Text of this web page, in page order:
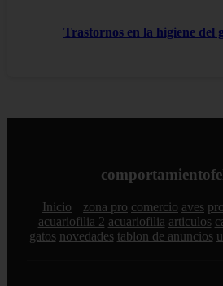
Trastornos en la higiene del
Inicio zona pro comercio aves
acuariofilia 2 acuariofilia articulos
gatos novedades tablon de anuncios